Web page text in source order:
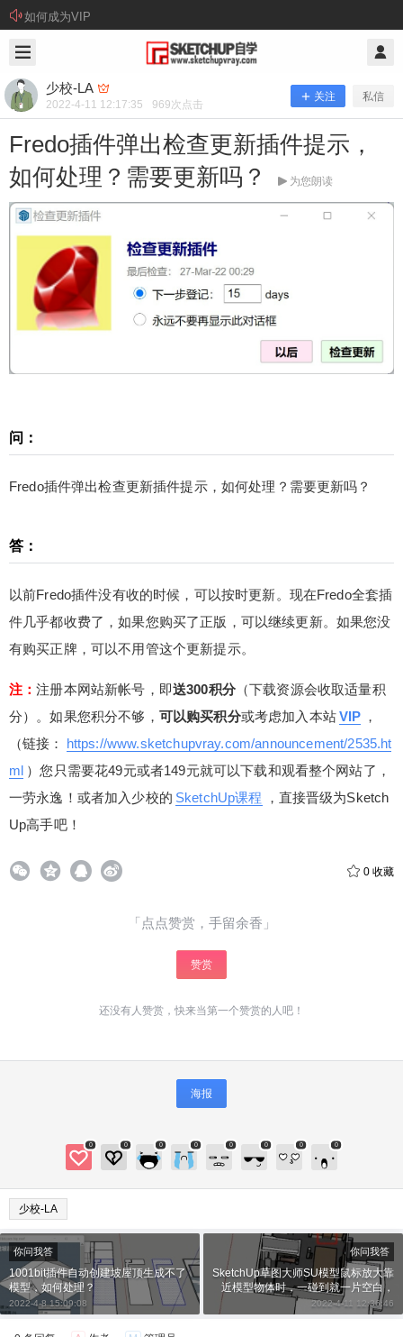
如何成为VIP
少校-LA
2022-4-11 12:17:35 969次点击
关注 私信
Fredo插件弹出检查更新插件提示，
如何处理？需要更新吗？
为您朗读
问：
Fredo插件弹出检查更新插件提示，如何处理？需要更新吗？
答：
以前Fredo插件没有收的时候，可以按时更新。现在Fredo全套插
件几乎都收费了，如果您购买了正版，可以继续更新。如果您没
有购买正牌，可以不用管这个更新提示。
注：注册本网站新帐号，即送300积分（下载资源会收取适量积
分）。如果您积分不够， 可以购买积分或考虑加入本站VIP ，
（链接：
https://www.sketchupvray.com/announcement/2535.ht
ml ）您只需要花49元或者149元就可以下载和观看整个网站了，
一劳永逸！或者加入少校的 SketchUp课程
，直接晋级为Sketch
Up高手吧！
0 收藏
「点点赞赏，手留余香」
赞赏
还没有人赞赏，快来当第一个赞赏的人吧！
海报
0 0 0 0 0 0 0 0
少校-LA
少校-LA @ SketchUp自学
Fredo插件弹出检查更新插件提示，如
何处理？需要更新吗？
候，可以按时更新。现在Fredo全套插件几乎都收费
了，如果您购买了正版，可以继续更新。如果您没
有购买正牌，可以不用管这个更新提示。 注：注册
入本站VIP，（链接：https://www.sketchupvray.co
149元就可以下载和观看整个网站了，一劳永逸！或
者加入少校的SketchUp课程，直接晋级为SketchUp
高手吧！ 0 收藏
扫描二维码继续阅读
给少校-LA打赏
2 元 5 元 10 元
付费内容
你问我答
1001bit插件自动创建坡屋顶生成不了
模型，如何处理？
2022-4-8 15:09:08
你问我答
SketchUp草图大师SU模型鼠标放大靠
近模型物体时，一碰到就一片空白，
需要充满视窗才能找回来……
2022-4-11 12:36:46